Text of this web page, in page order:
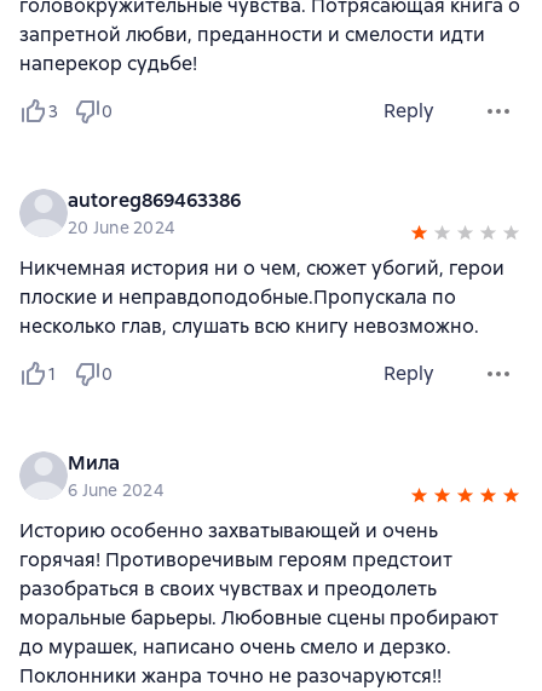
головокружительные чувства. Потрясающая книга о
запретной любви, преданности и смелости идти
наперекор судьбе!
3 0 Reply
autoreg869463386
20 June 2024
Никчемная история ни о чем, сюжет убогий, герои
плоские и неправдоподобные.Пропускала по
несколько глав, слушать всю книгу невозможно.
1 0 Reply
Мила
6 June 2024
Историю особенно захватывающей и очень
горячая! Противоречивым героям предстоит
разобраться в своих чувствах и преодолеть
моральные барьеры. Любовные сцены пробирают
до мурашек, написано очень смело и дерзко.
Поклонники жанра точно не разочаруются!!